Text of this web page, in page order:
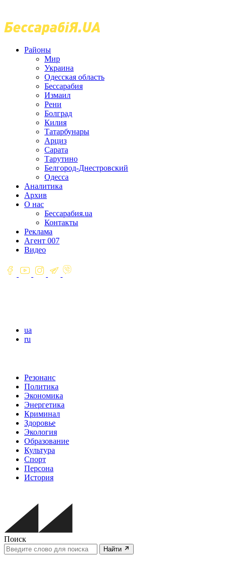
Районы
Мир
Украина
Одесская область
Бессарабия
Измаил
Рени
Болград
Килия
Татарбунары
Арциз
Сарата
Тарутино
Белгород-Днестровский
Одесса
Аналитика
Архив
О нас
Бессарабия.ua
Контакты
Реклама
Агент 007
Видео
ua
ru
Резонанс
Политика
Экономика
Энергетика
Криминал
Здоровье
Экология
Образование
Культура
Спорт
Персона
История
Поиск
Найти